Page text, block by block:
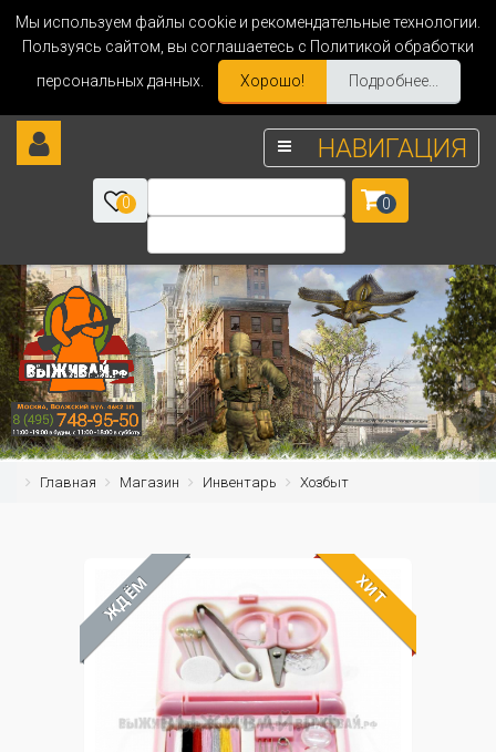
Мы используем файлы cookie и рекомендательные технологии.
Пользуясь сайтом, вы соглашаетесь с Политикой обработки
персональных данных.
Хорошо! Подробнее...
НАВИГАЦИЯ
0 0
Главная Магазин Инвентарь Хозбыт
ЖДЁМ ХИТ